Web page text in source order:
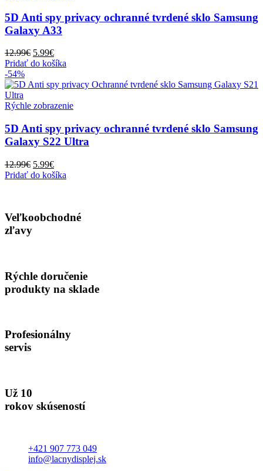
5D Anti spy privacy ochranné tvrdené sklo Samsung
Galaxy A33
12.99€ Pôvodná
cena
12.99€.
5.99€Aktuálna
cena
5.99€.
Pridať do košíka
-54%
Rýchle zobrazenie
5D Anti spy privacy ochranné tvrdené sklo Samsung
Galaxy S22 Ultra
12.99€ Pôvodná
cena
5.99€Aktuálna
cena
Pridať do košíka
Veľkoobchodné
zľavy
Rýchle doručenie
produkty na sklade
Profesionálny
servis
Už 10
rokov skúseností
+421 907 773 049
info@lacnydisplej.sk